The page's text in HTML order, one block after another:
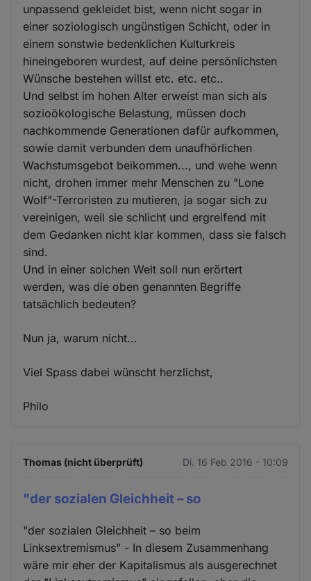
unpassend gekleidet bist, wenn nicht sogar in
einer soziologisch ungünstigen Schicht, oder in
einem sonstwie bedenklichen Kulturkreis
hineingeboren wurdest, auf deine persönlichsten
Wünsche bestehen willst etc. etc. etc..
Und selbst im hohen Alter erweist man sich als
sozioökologische Belastung, müssen doch
nachkommende Generationen dafür aufkommen,
sowie damit verbunden dem unaufhörlichen
Wachstumsgebot beikommen..., und wehe wenn
nicht, drohen immer mehr Menschen zu "Lone
Wolf"-Terroristen zu mutieren, ja sogar sich zu
vereinigen, weil sie schlicht und ergreifend mit
dem Gedanken nicht klar kommen, dass sie falsch
sind.
Und in einer solchen Welt soll nun erörtert
werden, was die oben genannten Begriffe
tatsächlich bedeuten?
Nun ja, warum nicht...
Viel Spass dabei wünscht herzlichst,
Philo
Thomas (nicht überprüft) Di. 16 Feb 2016 - 10:09
"der sozialen Gleichheit – so
"der sozialen Gleichheit – so beim
Linksextremismus" - In diesem Zusammenhang
wäre mir eher der Kapitalismus als ausgerechnet